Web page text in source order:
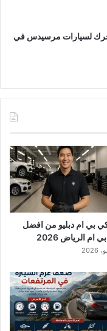
لسيارات مرسيدس في
بي ام دبليو من افضل
ام الرياض 2026